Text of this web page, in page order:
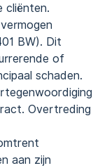
cliënten.
BW). Dit
of
schaden.
Overtreding
aan zijn